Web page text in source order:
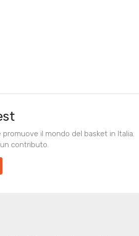
il mondo del basket in Italia.
contributo.